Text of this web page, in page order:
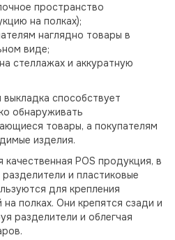
пространство
на полках);
наглядно товары в
виде;
стеллажах и аккуратную
способствует
обнаруживать
товары, а покупателям
изделия.
POS продукция, в
и пластиковые
для крепления
на полках. Они крепятся сзади и
разделители и облегчая